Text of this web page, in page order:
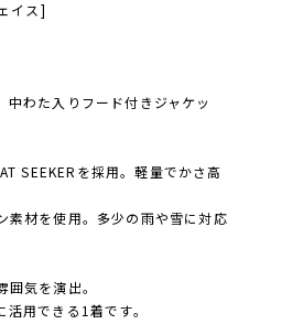
イス]
わた入りフード付きジャケッ
SEEKERを採用。軽量でかさ高
素材を使用。多少の雨や雪に対応
気を演出。
用できる1着です。